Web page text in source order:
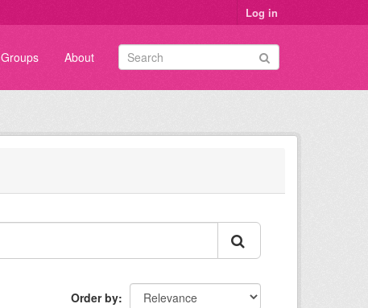
Log in
Groups About
Order by